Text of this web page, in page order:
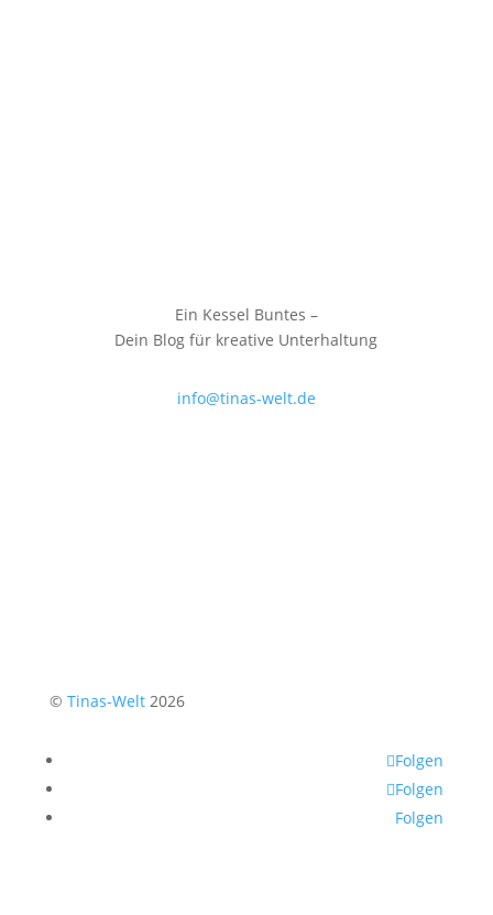
Ein Kessel Buntes –
Dein Blog für kreative Unterhaltung
info@tinas-welt.de
© Tinas-Welt2026
Folgen
Folgen
Folgen